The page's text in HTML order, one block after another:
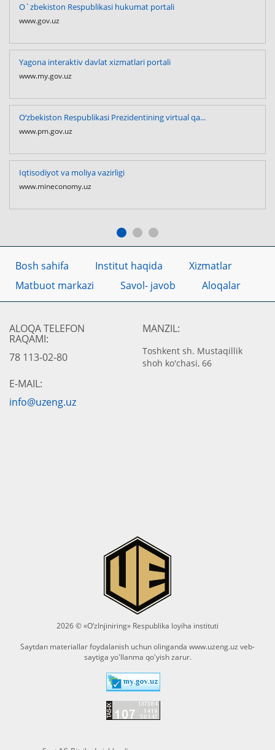
O`zbekiston Respublikasi hukumat portali
www.gov.uz
Yagona interaktiv davlat xizmatlari portali
www.my.gov.uz
O‘zbekiston Respublikasi Prezidentining virtual qa...
www.pm.gov.uz
Iqtisodiyot va moliya vazirligi
www.mineconomy.uz
Bosh sahifa Institut haqida
Xizmatlar
Matbuot markazi
Savol- javob Aloqalar
ALOQA TELEFON
RAQAMI:
78 113-02-80
MANZIL:
Toshkent sh. Mustaqillik
shoh ko'chasi, 66
E-MAIL:
info@uzeng.uz
2026 © «O‘zInjiniring» Respublika loyiha instituti
Saytdan materiallar foydalanish uchun olinganda www.uzeng.uz veb-
saytiga yo'llanma qo'yish zarur.